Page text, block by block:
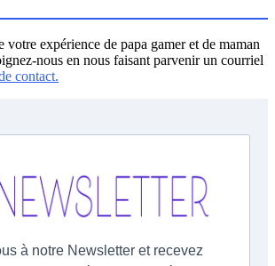
votre expérience de papa gamer et de maman
nous en nous faisant parvenir un courriel
contact.